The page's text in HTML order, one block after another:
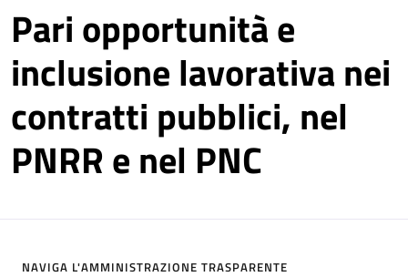
Pari opportunità e
inclusione lavorativa nei
contratti pubblici, nel
PNRR e nel PNC
NAVIGA L'AMMINISTRAZIONE TRASPARENTE